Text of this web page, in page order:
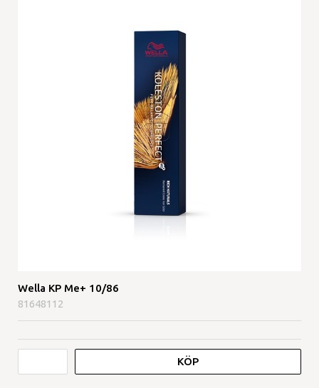
Wella KP Me+ 10/86
81648112
KÖP